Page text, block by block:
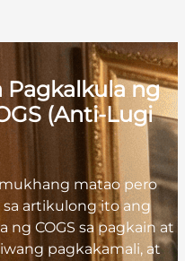
Pagkalkula ng
(Anti-Lugi
matao pero
artikulong ito ang
COGS sa pagkain at
pagkakamali, at